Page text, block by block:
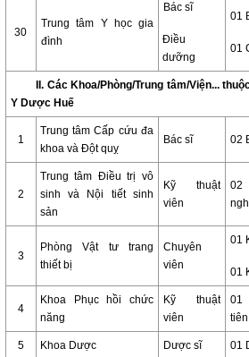
30
Trung tâm Y học gia
đình
Bác sĩ
Điều
dưỡng
01
01
II. Các Khoa/Phòng/Trung tâm/Viện...
Y Dược Huế
1
Trung tâm Cấp cứu đa
khoa và Đột quỵ
Bác sĩ 02
2
Trung tâm Điều trị vô
sinh và Nội tiết sinh
sản
Kỹ thuật
viên
02
3
Phòng Vật tư trang
thiết bị
Chuyên
viên
01
01
4
Khoa Phục hồi chức
năng
Kỹ thuật
viên
01
5 Khoa Dược Dược sĩ 01